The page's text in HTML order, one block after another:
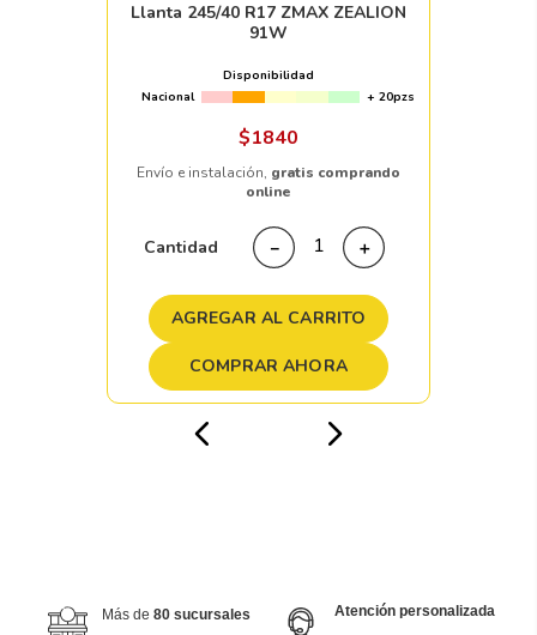
Llanta 245/40 R17 ZMAX ZEALION
91W
Disponibilidad
Nacional
+ 20pzs
$1840
Envío e instalación, gratis comprando
online
Cantidad ＋
－
AGREGAR AL CARRITO
COMPRAR AHORA
Más de 80 sucursales Atención personalizada